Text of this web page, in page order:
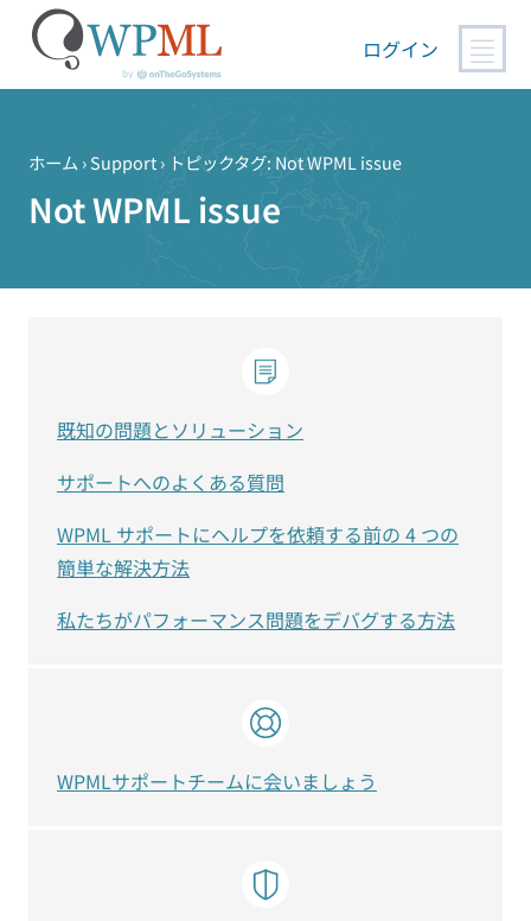
ログイン
ホーム ›Support› トピックタグ: Not WPML issue
Not WPML issue
既知の問題とソリューション
サポートへのよくある質問
WPML サポートにヘルプを依頼する前の 4 つの
簡単な解決方法
私たちがパフォーマンス問題をデバグする方法
WPMLサポートチームに会いましょう